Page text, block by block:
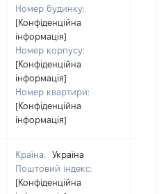
Номер будинку:
[Конфіденційна
інформація]
Номер корпусу:
[Конфіденційна
інформація]
Номер квартири:
[Конфіденційна
інформація]
Країна:
Україна
Поштовий індекс:
[Конфіденційна